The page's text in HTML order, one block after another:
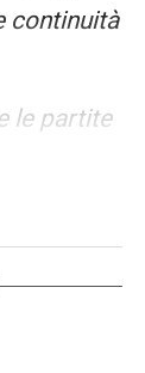
continuità
le partite
cose
salto
potertela